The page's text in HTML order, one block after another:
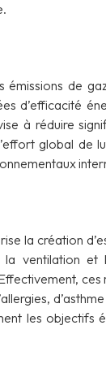
de
d’efficacité
à réduire
global de
la création
la ventilation et
les objectifs